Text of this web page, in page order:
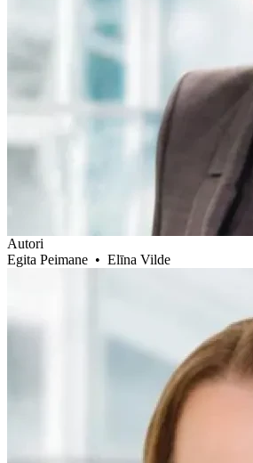
Autori
Egita Peimane • Elīna Vilde